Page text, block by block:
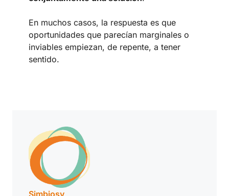
En muchos casos, la respuesta es que
oportunidades que parecían marginales o
inviables empiezan, de repente, a tener
sentido.